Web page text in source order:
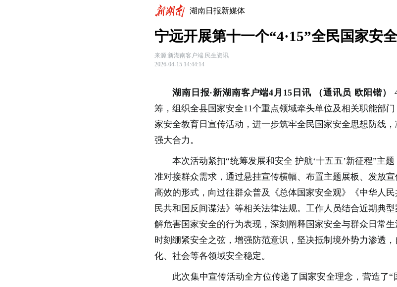
湖南日报新媒体
宁远开展第十一个“4·15”全民国家安
来源:新湖南客户端.民生资讯
2026-04-15 14:44:14
湖南日报·新湖南客户端4月15日讯 （通讯员 欧阳锴）
筹，组织全县国家安全11个重点领域牵头单位及相关职能部
家安全教育日宣传活动，进一步筑牢全民国家安全思想防线
强大合力。
本次活动紧扣“统筹发展和安全 护航‘十五五’新征程”主
准对接群众需求，通过悬挂宣传横幅、布置主题展板、发放
高效的形式，向过往群众普及《总体国家安全观》《中华人
民共和国反间谍法》等相关法律法规。工作人员结合近期典
解危害国家安全的行为表现，深刻阐释国家安全与群众日常
时刻绷紧安全之弦，增强防范意识，坚决抵制境外势力渗透
化、社会等各领域安全稳定。
此次集中宣传活动全方位传递了国家安全理念，营造了